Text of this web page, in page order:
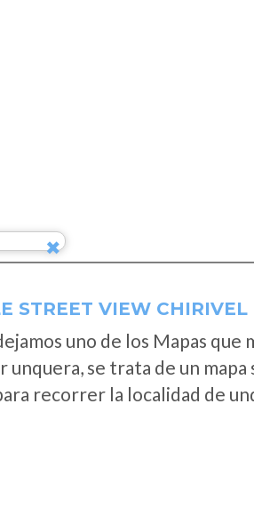
STREET VIEW
uno de los Mapas que
unquera, se trata de un
recorrer la localidad de